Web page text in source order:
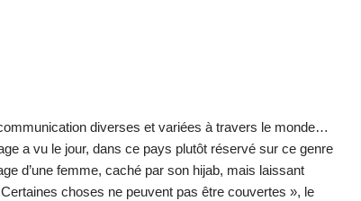
diverses et variées à travers le monde…
a vu le jour, dans ce pays plutôt réservé sur ce genre
d’une femme, caché par son hijab, mais laissant
choses ne peuvent pas être couvertes », le